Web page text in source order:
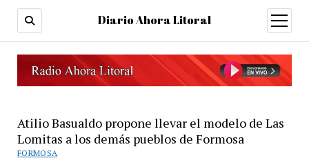
Diario Ahora Litoral
open
menu
Atilio Basualdo propone llevar el modelo de Las
Lomitas a los demás pueblos de Formosa
FORMOSA